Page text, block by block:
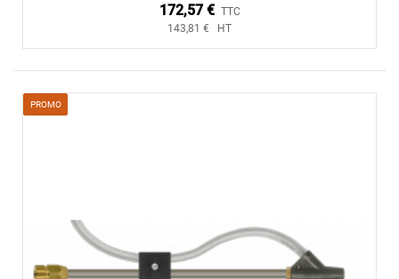
172,57 € TTC
143,81 € HT
PROMO